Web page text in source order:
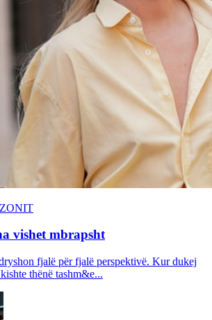
vishet mbrapsht
fjalë për fjalë perspektivë. Kur dukej
thënë tashm&e...